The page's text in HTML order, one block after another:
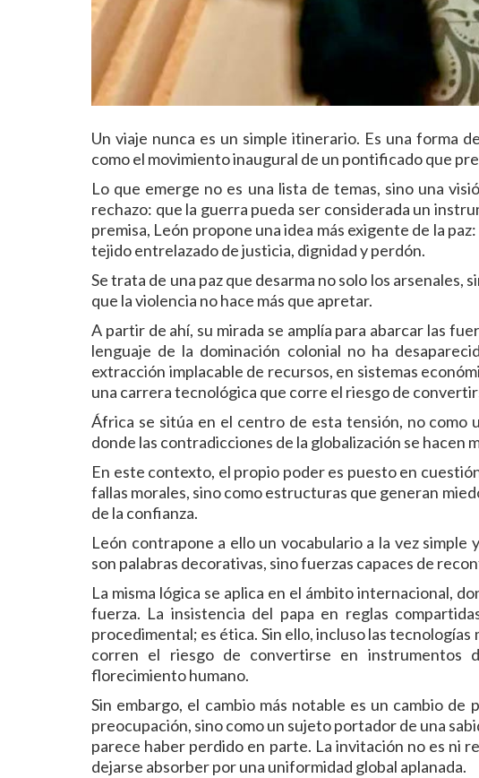
Un viaje nunca es un simple itinerario. Es una forma
como el movimiento inaugural de un pontificado que
Lo que emerge no es una lista de temas, sino una
rechazo: que la guerra pueda ser considerada un
premisa, León propone una idea más exigente de la
tejido entrelazado de justicia, dignidad y perdón.
Se trata de una paz que desarma no solo los arsenales,
que la violencia no hace más que apretar.
A partir de ahí, su mirada se amplía para abarcar las
lenguaje de la dominación colonial no ha
extracción implacable de recursos, en sistemas
una carrera tecnológica que corre el riesgo de
África se sitúa en el centro de esta tensión, no como
donde las contradicciones de la globalización se hacen
En este contexto, el propio poder es puesto en
fallas morales, sino como estructuras que generan
de la confianza.
León contrapone a ello un vocabulario a la vez simple
son palabras decorativas, sino fuerzas capaces de
La misma lógica se aplica en el ámbito internacional,
fuerza. La insistencia del papa en reglas
procedimental; es ética. Sin ello, incluso las
corren el riesgo de convertirse en instrumentos
florecimiento humano.
Sin embargo, el cambio más notable es un cambio
preocupación, sino como un sujeto portador de una
parece haber perdido en parte. La invitación no es ni
dejarse absorber por una uniformidad global aplanada.